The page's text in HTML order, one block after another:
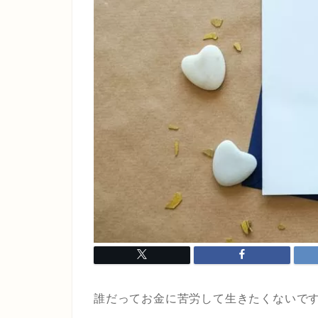
誰だってお金に苦労して生きたくないで